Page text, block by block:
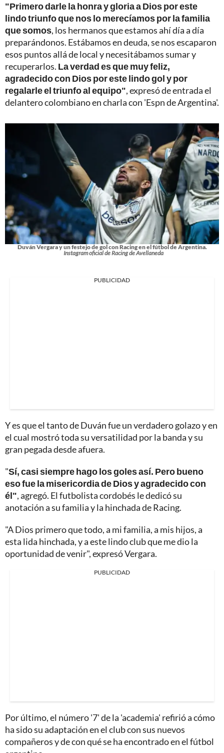
"Primero darle la honra y gloria a Dios por este
lindo triunfo que nos lo merecíamos por la familia
que somos, los hermanos que estamos ahí día a día
preparándonos. Estábamos en deuda, se nos escaparon
esos puntos allá de local y necesitábamos sumar y
recuperarlos. La verdad es que muy feliz,
agradecido con Dios por este lindo gol y por
regalarle el triunfo al equipo", expresó de entrada el
delantero colombiano en charla con 'Espn de Argentina'.
Duván Vergara y un festejo de gol con Racing en el fútbol de Argentina.
Instagram oficial de Racing de Avellaneda
PUBLICIDAD
Y es que el tanto de Duván fue un verdadero golazo y en
el cual mostró toda su versatilidad por la banda y su
gran pegada desde afuera.
"Sí, casi siempre hago los goles así. Pero bueno
eso fue la misericordia de Dios y agradecido con
él", agregó. El futbolista cordobés le dedicó su
anotación a su familia y la hinchada de Racing.
"A Dios primero que todo, a mi familia, a mis hijos, a
esta lida hinchada, y a este lindo club que me dio la
oportunidad de venir", expresó Vergara.
PUBLICIDAD
Por último, el número '7' de la 'academia' refirió a cómo
ha sido su adaptación en el club con sus nuevos
compañeros y de con qué se ha encontrado en el fútbol